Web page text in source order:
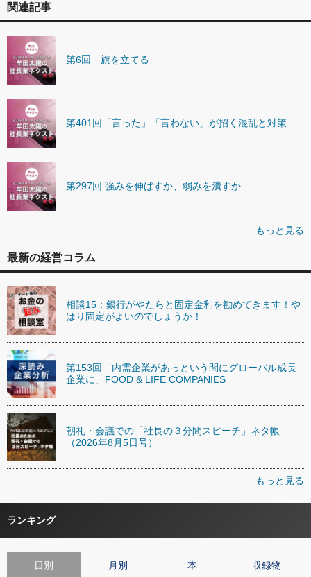
関連記事
第6回 旗を立てる
第401回「言った」「言わない」が招く混乱と対策
第297回 強みを伸ばすか、弱みを潰すか
もっと見る
最新の経営コラム
相談15：銀行がやたらと固定金利を勧めてきます！や
はり固定がよいのでしょうか！
第153回「内需企業があっという間にグローバル成長
企業に」FOOD & LIFE COMPANIES
朝礼・会議での「社長の３分間スピーチ」ネタ帳
（2026年8月5日号）
もっと見る
ランキング
日別 月別 本 収録物